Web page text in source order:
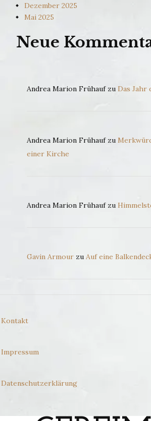
Dezember 2025
Mai 2025
Neue
Andrea Marion Frühaufzu Das Jahr
Andrea Marion Frühaufzu
einer Kirche
Andrea Marion Frühaufzu
Gavin Armourzu Auf eine
Kontakt
Impressum
Datenschutzerklärung